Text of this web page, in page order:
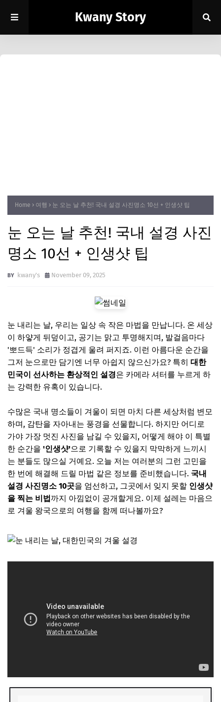
Kwany Story
Home 여행 눈 오는 날 추천! 국내 설경 사진명소 10선 + 인생샷 팁
눈 오는 날 추천! 국내 설경 사진
명소 10선 + 인생샷 팁
kwany's November 09, 2025
눈 내리는 날, 우리는 일상 속 작은 마법을 만납니다. 온 세상
이 하얗게 뒤덮이고, 공기는 맑고 투명해지며, 발걸음마다
'뽀드득' 소리가 정겹게 울려 퍼지죠. 이런 아름다운 순간을
그저 눈으로만 담기엔 너무 아쉽지 않으신가요? 특히 대한
민국이 선사하는 환상적인 설경은 카메라 셔터를 누르게 하
는 강력한 유혹이 있습니다.
수많은 국내 명소들이 겨울이 되면 마치 다른 세상처럼 변모
하며, 감탄을 자아내는 풍경을 선물합니다. 하지만 어디로
가야 가장 멋진 사진을 남길 수 있을지, 어떻게 해야 이 특별
한 순간을 '인생샷'으로 기록할 수 있을지 막막하게 느끼시
는 분들도 많으실 거예요. 오늘 저는 여러분의 그런 고민을
한 번에 해결해 드릴 마법 같은 정보를 준비했습니다. 국내
설경 사진명소 10곳을 엄선하고, 그곳에서 잊지 못할 인생샷
을 찍는 비법까지 아낌없이 공개할게요. 이제 설레는 마음으
로 겨울 왕국으로의 여행을 함께 떠나볼까요?